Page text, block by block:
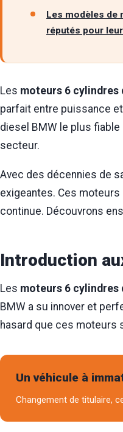
Les modèles de
réputés pour
Les moteurs 6 cylindres
parfait entre puissance
diesel BMW le plus
secteur.
Avec des décennies de
exigeantes. Ces moteurs
continue. Découvrons
Introduction
Les moteurs 6 cylindres
BMW a su innover et
hasard que ces moteurs
Un véhicule à
Changement de titulaire,